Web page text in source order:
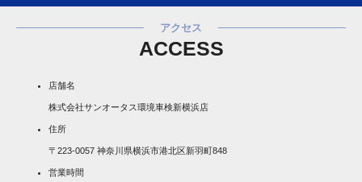
アクセス
ACCESS
店舗名
株式会社サンオータス環境車検新横浜店
住所
〒223-0057 神奈川県横浜市港北区新羽町848
営業時間